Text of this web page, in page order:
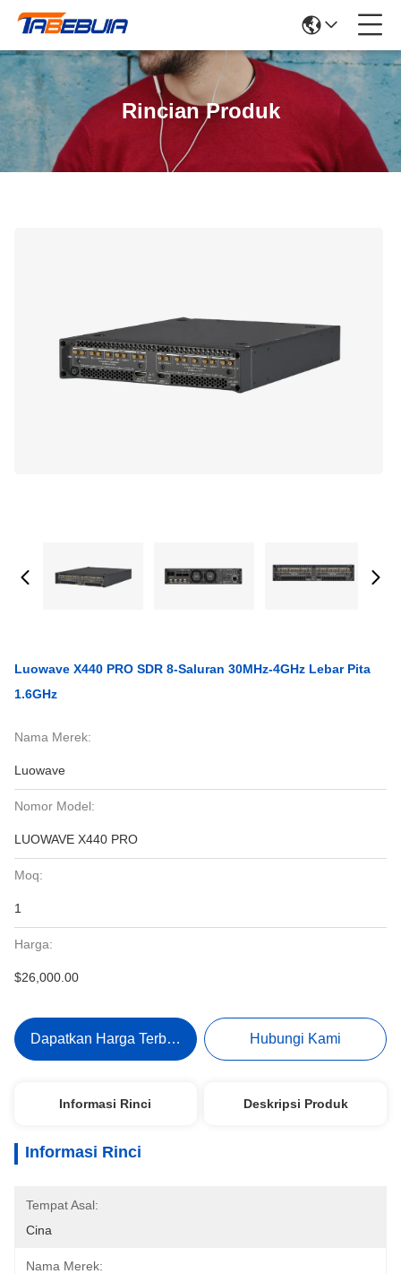
Rincian Produk
Luowave X440 PRO SDR 8-Saluran 30MHz-4GHz Lebar Pita
1.6GHz
Nama Merek:
Luowave
Nomor Model:
LUOWAVE X440 PRO
Moq:
1
Harga:
$26,000.00
Dapatkan Harga Terbaik Hubungi Kami
Informasi Rinci Deskripsi Produk
Informasi Rinci
Tempat Asal:
Cina
Nama Merek: